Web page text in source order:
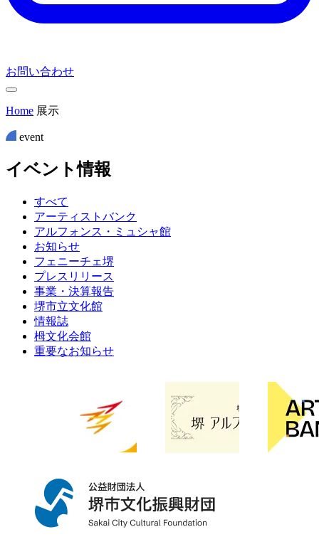
お問い合わせ
Home 展示
event
イベン ト情報
すべて
アーティストバンク
アルフォンス・ミュシャ館
お知らせ
フェニーチェ堺
プレスリリース
事業・決算報告
堺市立文化館
情報誌
栂文化会館
重要なお知らせ